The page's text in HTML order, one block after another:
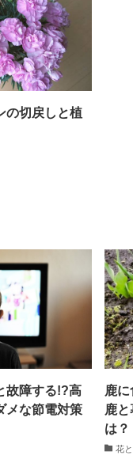
の切戻しと植
故障する!?高
メな節電対策
鹿
鹿
は？
花